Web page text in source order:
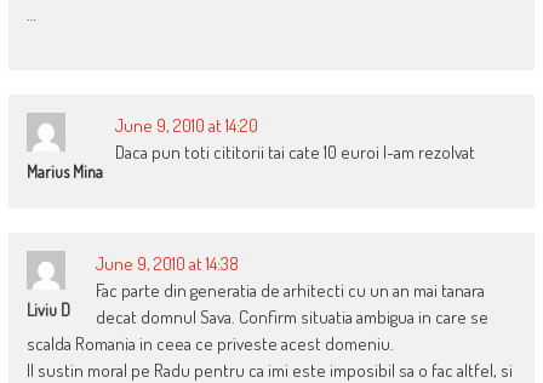
…
Marius Mina
June 9, 2010 at 14:20
Daca pun toti cititorii tai cate 10 euroi l-am rezolvat
Liviu D
June 9, 2010 at 14:38
Fac parte din generatia de arhitecti cu un an mai tanara
decat domnul Sava. Confirm situatia ambigua in care se
scalda Romania in ceea ce priveste acest domeniu.
Il sustin moral pe Radu pentru ca imi este imposibil sa o fac altfel, si